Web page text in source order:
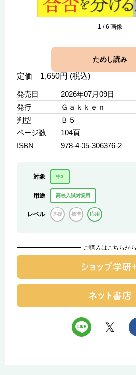
1 /6 画像
ためし読み
定価 1,650円 (税込)
発売日
2026年07月09日
発行
Ｇａｋｋｅｎ
判型
Ｂ５
ページ数
104頁
ISBN
978-4-05-306376-2
対象 中3
用途 高校入試対策用
レベル 基礎 標準 応用
ご購入はこちらから